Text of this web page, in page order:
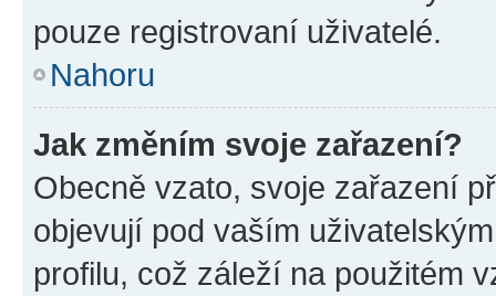
pouze registrovaní uživatelé.
Nahoru
Jak změním svoje zařazení?
Obecně vzato, svoje zařazení
objevují pod vaším
profilu, což záleží na použitém